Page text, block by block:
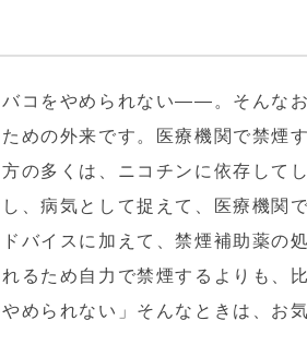
コをやめられない――。そんな
めの外来です。医療機関で禁煙
の多くは、ニコチンに依存して
、病気として捉えて、医療機関
バイスに加えて、禁煙補助薬の
るため自力で禁煙するよりも、
められない」そんなときは、お